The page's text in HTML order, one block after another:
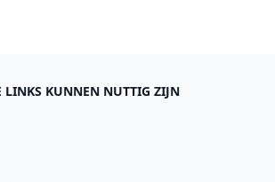
LINKS KUNNEN NUTTIG ZIJN